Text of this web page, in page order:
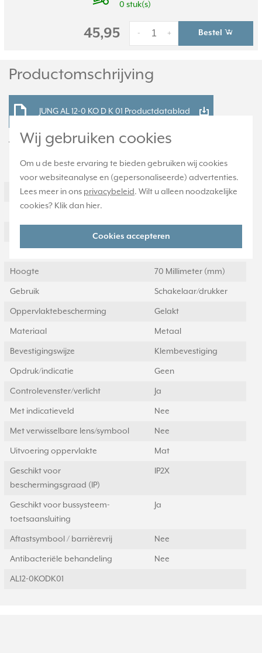
Wij gebruiken cookies
Om u de beste ervaring te bieden gebruiken wij cookies
voor websiteanalyse en (gepersonaliseerde) advertenties.
Lees meer in ons privacybeleid. Wilt u alleen noodzakelijke
cookies? Klik dan hier.
Cookies accepteren
0 stuk(s)
45,95 +
- Bestel
Productomschrijving
JUNG AL 12-0 KO D K 01 Productdatablad
Technische specificaties
Waarde
Kleur Aluminium
Hoogte 70 Millimeter (mm)
Gebruik Schakelaar/drukker
Oppervlaktebescherming Gelakt
Materiaal Metaal
Bevestigingswijze Klembevestiging
Opdruk/indicatie Geen
Controlevenster/verlicht Ja
Met indicatieveld Nee
Met verwisselbare lens/symbool Nee
Uitvoering oppervlakte Mat
Geschikt voor
beschermingsgraad (IP)
IP2X
Geschikt voor bussysteem-
toetsaansluiting
Ja
Aftastsymbool / barrièrevrij Nee
Antibacteriële behandeling Nee
AL12-0KODK01